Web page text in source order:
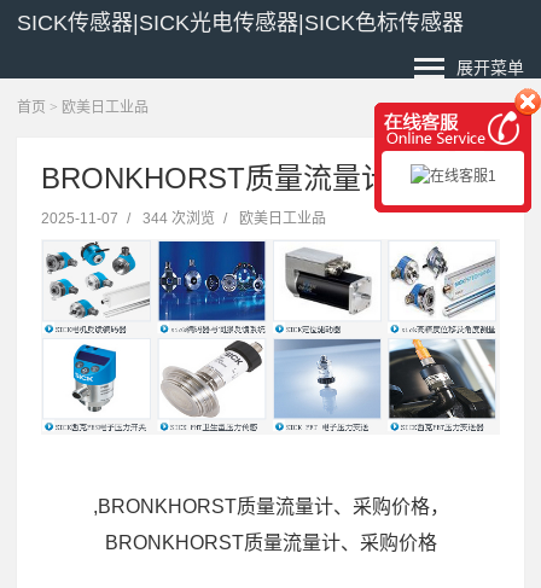
SICK传感器|SICK光电传感器|SICK色标传感器
展开菜单
首页 > 欧美日工业品
BRONKHORST质量流量计、价格
2025-11-07 / 344 次浏览 / 欧美日工业品
,BRONKHORST质量流量计、采购价格，
BRONKHORST质量流量计、采购价格